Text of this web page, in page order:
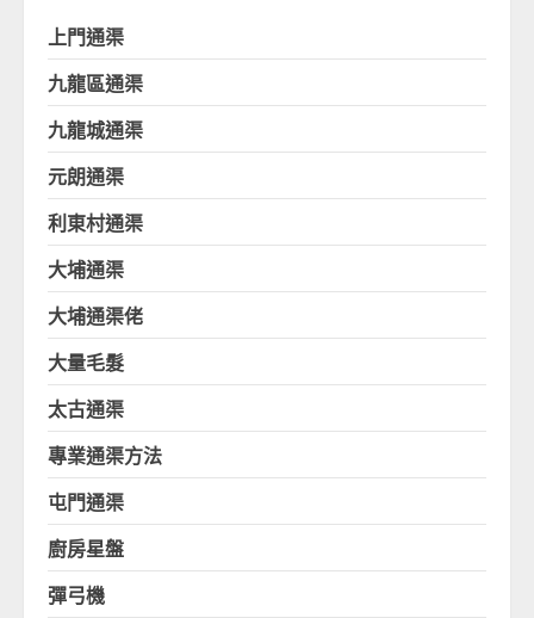
上門通渠
九龍區通渠
九龍城通渠
元朗通渠
利東村通渠
大埔通渠
大埔通渠佬
大量毛髮
太古通渠
專業通渠方法
屯門通渠
廚房星盤
彈弓機